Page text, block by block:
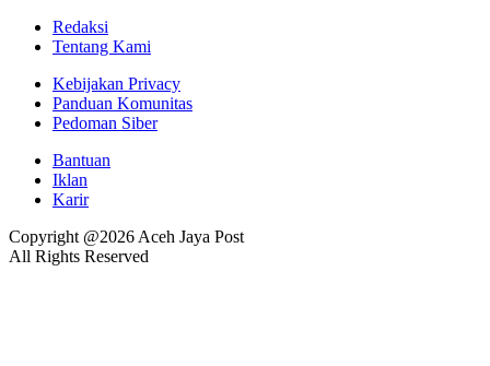
Redaksi
Tentang Kami
Kebijakan Privacy
Panduan Komunitas
Pedoman Siber
Bantuan
Iklan
Karir
Copyright @2026 Aceh Jaya Post
All Rights Reserved